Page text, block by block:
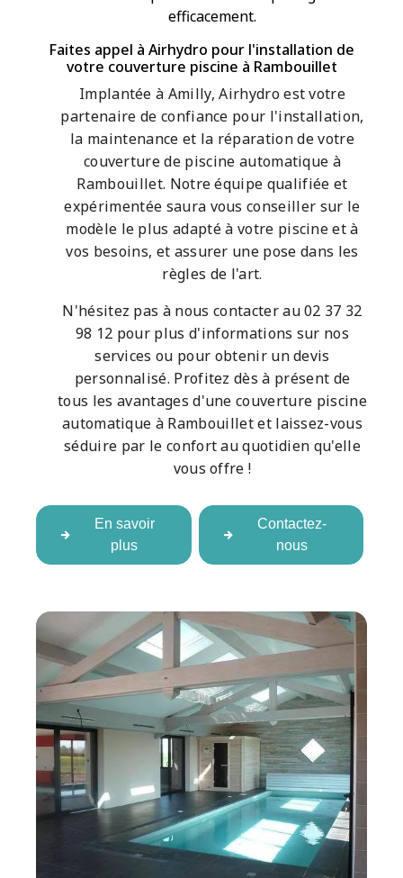
efficacement.
Faites appel à Airhydro pour l'installation de
votre couverture piscine à Rambouillet
Implantée à Amilly, Airhydro est votre
partenaire de confiance pour l'installation,
la maintenance et la réparation de votre
couverture de piscine automatique à
Rambouillet. Notre équipe qualifiée et
expérimentée saura vous conseiller sur le
modèle le plus adapté à votre piscine et à
vos besoins, et assurer une pose dans les
règles de l'art.
N'hésitez pas à nous contacter au 02 37 32
98 12 pour plus d'informations sur nos
services ou pour obtenir un devis
personnalisé. Profitez dès à présent de
tous les avantages d'une couverture piscine
automatique à Rambouillet et laissez-vous
séduire par le confort au quotidien qu'elle
vous offre !
En savoir
plus
Contactez-
nous